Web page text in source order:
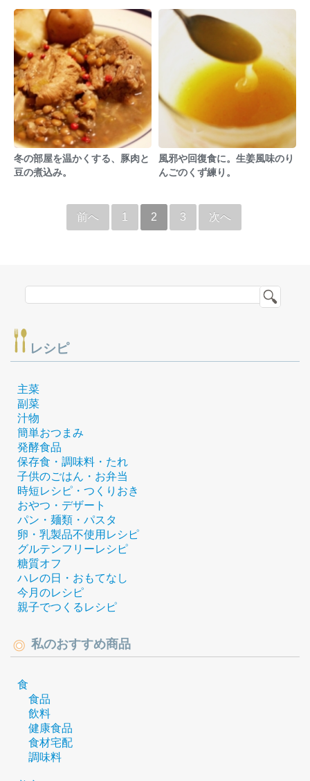
冬の部屋を温かくする、豚肉と
豆の煮込み。
風邪や回復食に。生姜風味のり
んごのくず練り。
前へ 1 2 3 次へ
レシピ
主菜
副菜
汁物
簡単おつまみ
発酵食品
保存食・調味料・たれ
子供のごはん・お弁当
時短レシピ・つくりおき
おやつ・デザート
パン・麺類・パスタ
卵・乳製品不使用レシピ
グルテンフリーレシピ
糖質オフ
ハレの日・おもてなし
今月のレシピ
親子でつくるレシピ
私のおすすめ商品
食
食品
飲料
健康食品
食材宅配
調味料